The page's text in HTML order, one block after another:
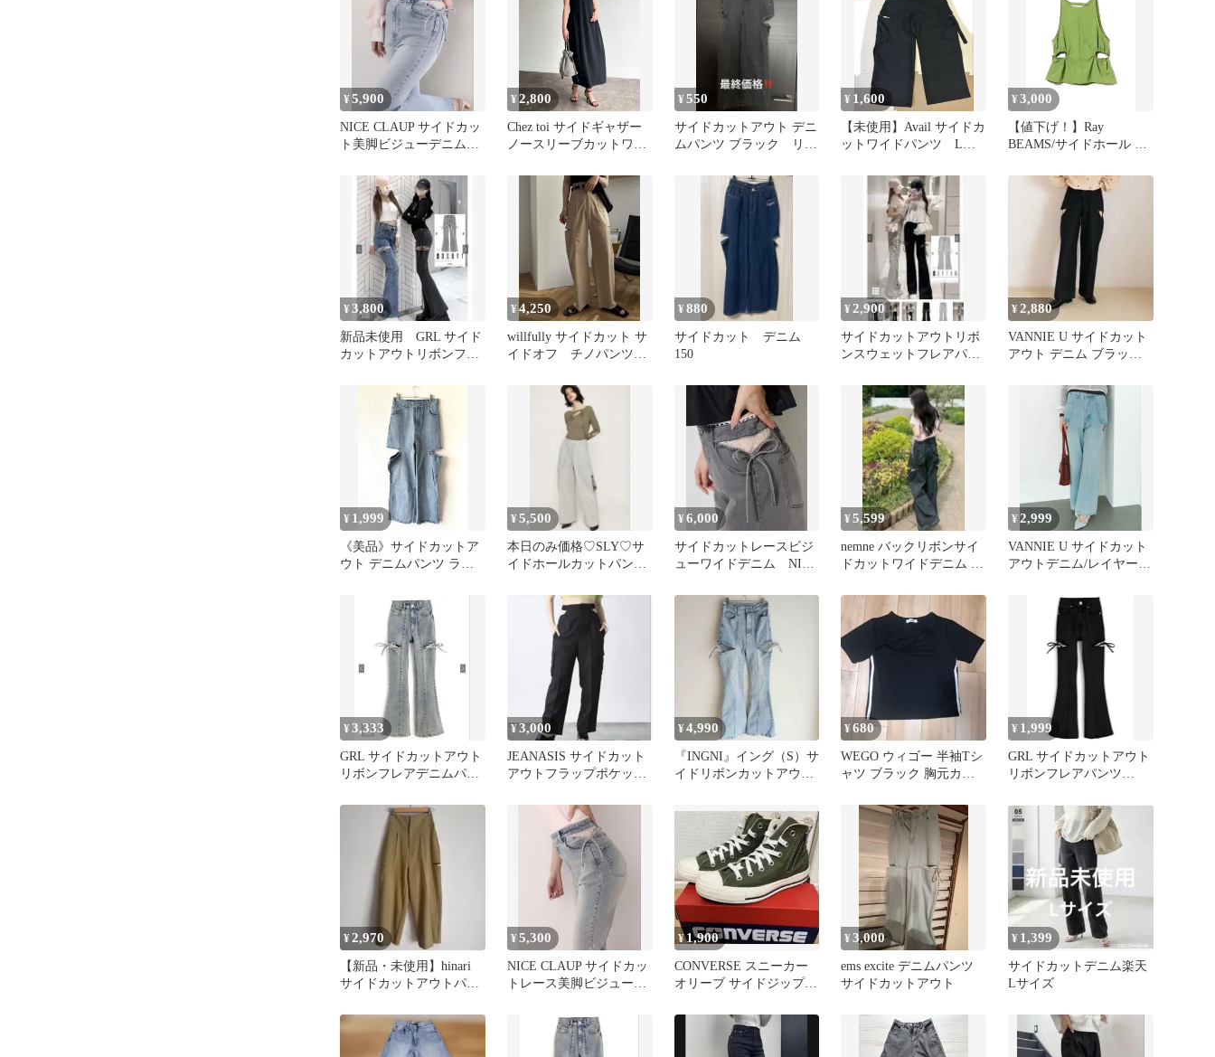
¥5,900
NICE CLAUP サイドカッ
ト美脚ビジューデニムパ
¥2,800
Chez toi サイドギャザー
ノースリーブカットワン
¥550
サイドカットアウト デニ
ムパンツ ブラック リメ
¥ 1,600
【未使用】Avail サイドカ
ットワイドパンツ Lサ
¥3,000
【値下げ！】Ray
BEAMS/サイドホール キ
アウト
¥3,800
新品未使用 GRL サイド
カットアウトリボンフレ
¥4,250
willfully サイドカット サ
イドオフ チノパンツ
¥880
サイドカット デニム
150
¥ 2,900
サイドカットアウトリボ
ンスウェットフレアパン
¥2,880
VANNIE U サイドカット
アウト デニム ブラック
¥ 1,999
《美品》サイドカットア
ウト デニムパンツ ライ
¥5,500
本日のみ価格♡SLY♡サ
イドホールカットパンツ
¥6,000
サイドカットレースビジ
ューワイドデニム NICE
¥5,599
nemne バックリボンサイ
ドカットワイドデニム ブ
¥2,999
VANNIE U サイドカット
アウトデニム/レイヤード
¥3,333
GRL サイドカットアウト
リボンフレアデニムパン
¥3,000
JEANASIS サイドカット
アウトフラップポケット
¥4,990
『INGNI』イング（S）サ
イドリボンカットアウト
¥680
WEGO ウィゴー 半袖Tシ
ャツ ブラック 胸元カッ
¥ 1,999
GRL サイドカットアウト
リボンフレアパンツ
¥2,970
【新品・未使用】hinari
サイドカットアウトパン
¥5,300
NICE CLAUP サイドカッ
トレース美脚ビジューデ
¥1,900
CONVERSE スニーカー
オリーブ サイドジップ
¥3,000
ems excite デニムパンツ
サイドカットアウト
¥ 1,399
サイドカットデニム楽天
Lサイズ